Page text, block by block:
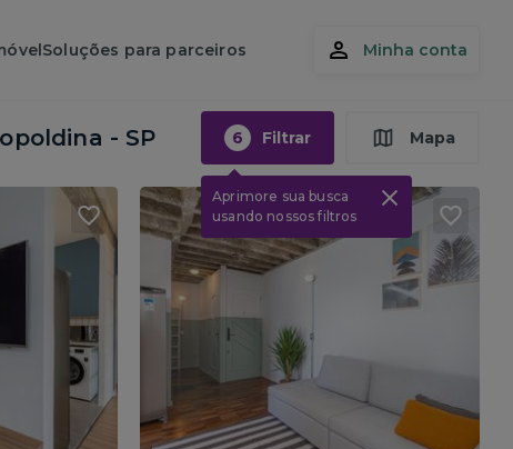
Soluções para parceiros Minha conta
- SP 6 Filtrar
Aprimore sua busca
usando nossos filtros
Mapa